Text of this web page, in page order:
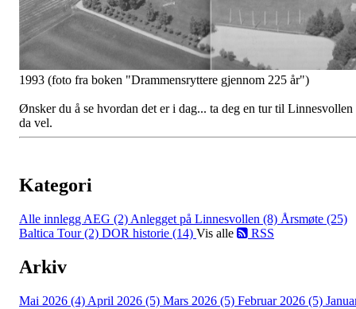
1993 (foto fra boken "Drammensryttere gjennom 225 år")
Ønsker du å se hvordan det er i dag... ta deg en tur til Linnesvollen
da vel.
Kategori
Alle innlegg AEG (2) Anlegget på Linnesvollen (8) Årsmøte (25)
Baltica Tour (2) DOR historie (14) Vis alle RSS
Arkiv
Mai 2026 (4) April 2026 (5) Mars 2026 (5) Februar 2026 (5)